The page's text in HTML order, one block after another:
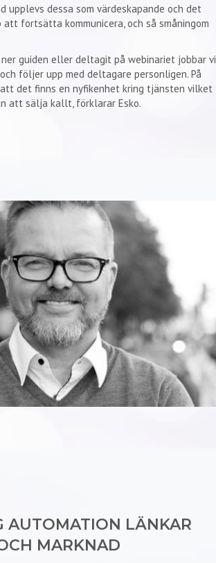
upplevs dessa som värdeskapande och det
fortsätta kommunicera, och så småningom
guiden eller deltagit på webinariet jobbar vi
följer upp med deltagare personligen. På
det finns en nyfikenhet kring tjänsten vilket
att sälja kallt, förklarar Esko.
AUTOMATION LÄNKAR
MARKNAD